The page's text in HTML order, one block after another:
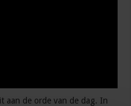
aan de orde van de dag. In